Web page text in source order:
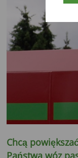
Chcą
Państwa wóz